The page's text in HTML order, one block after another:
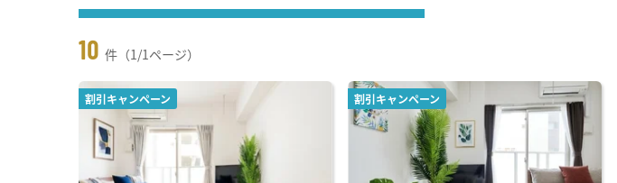
10 件（1/1ページ）
割引キャンペーン 割引キャンペーン